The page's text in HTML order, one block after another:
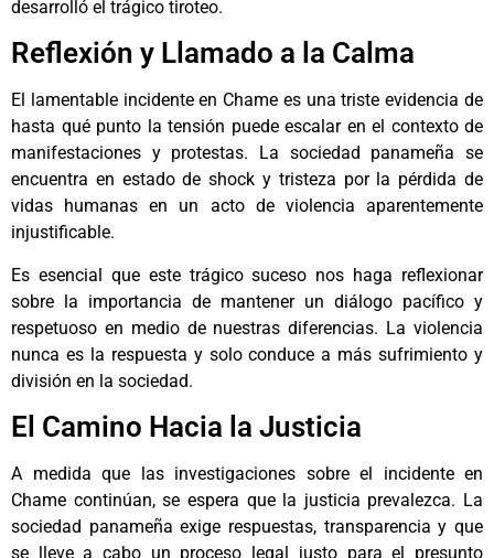
desarrolló el trágico tiroteo.
Reflexión y Llamado a la Calma
El lamentable incidente en Chame es una triste evidencia de
hasta qué punto la tensión puede escalar en el contexto de
manifestaciones y protestas. La sociedad panameña se
encuentra en estado de shock y tristeza por la pérdida de
vidas humanas en un acto de violencia aparentemente
injustificable.
Es esencial que este trágico suceso nos haga reflexionar
sobre la importancia de mantener un diálogo pacífico y
respetuoso en medio de nuestras diferencias. La violencia
nunca es la respuesta y solo conduce a más sufrimiento y
división en la sociedad.
El Camino Hacia la Justicia
A medida que las investigaciones sobre el incidente en
Chame continúan, se espera que la justicia prevalezca. La
sociedad panameña exige respuestas, transparencia y que
se lleve a cabo un proceso legal justo para el presunto